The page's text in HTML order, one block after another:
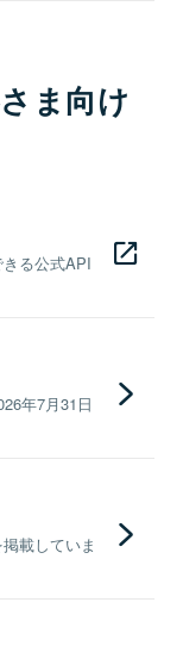
ま向け
る公式API
年7月31日
載していま